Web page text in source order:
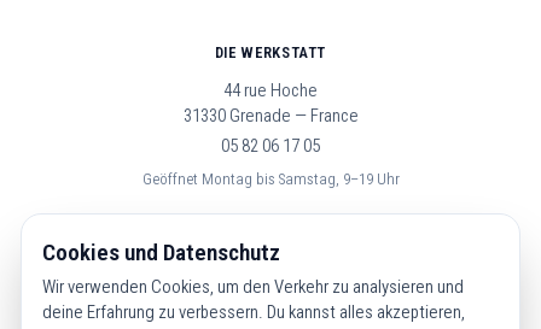
DIE WERKSTATT
44 rue Hoche
31330 Grenade — France
05 82 06 17 05
Geöffnet Montag bis Samstag, 9–19 Uhr
FOLGE UNS
Cookies und Datenschutz
Wir verwenden Cookies, um den Verkehr zu analysieren und
deine Erfahrung zu verbessern. Du kannst alles akzeptieren,